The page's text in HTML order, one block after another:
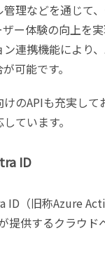
理などを通じて
ー体験の向上を
ン連携機能により
可能です。
けのAPIも充実して
ています。
ID
ID（旧称Azure
提供するクラウド